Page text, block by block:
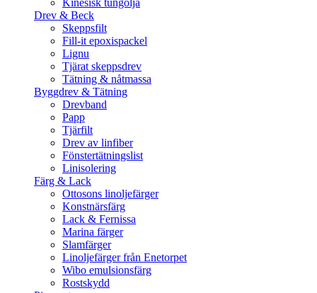
Kinesisk tungolja
Drev & Beck
Skeppsfilt
Fill-it epoxispackel
Lignu
Tjärat skeppsdrev
Tätning & nåtmassa
Byggdrev & Tätning
Drevband
Papp
Tjärfilt
Drev av linfiber
Fönstertätningslist
Linisolering
Färg & Lack
Ottosons linoljefärger
Konstnärsfärg
Lack & Fernissa
Marina färger
Slamfärger
Linoljefärger från Enetorpet
Wibo emulsionsfärg
Rostskydd